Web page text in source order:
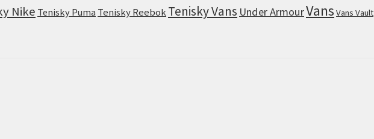
Nike Tenisky Puma Tenisky ReebokTenisky Vans Under ArmourVans Vans Vault